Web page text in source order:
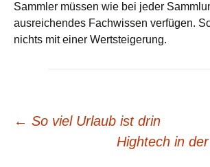
Sammler müssen wie bei jeder
ausreichendes Fachwissen verfügen.
nichts mit einer Wertsteigerung.
Beitrags-
← So viel Urlaub ist drin
Hightech in